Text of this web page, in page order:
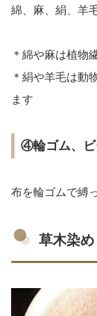
綿、麻、絹、羊
＊綿や麻は植物
＊絹や羊毛は動
ます
④輪ゴム、ビ
布を輪ゴムで縛
草木染